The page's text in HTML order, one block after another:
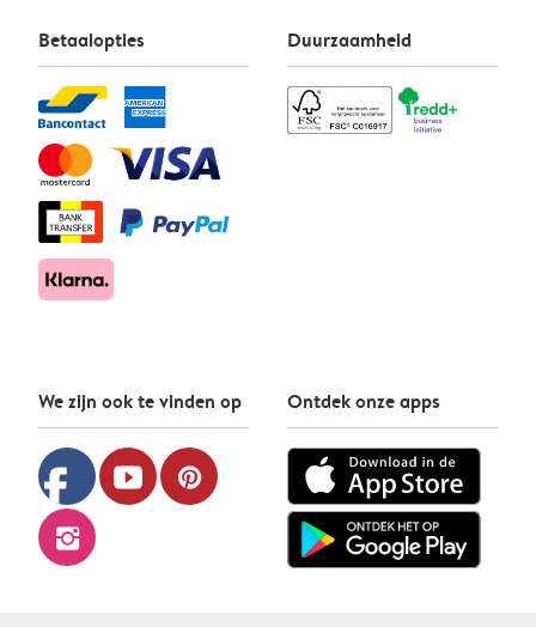
Betaalopties Duurzaamheid
We zijn ook te vinden op
facebook youtube pinterest
instagram
Ontdek onze apps